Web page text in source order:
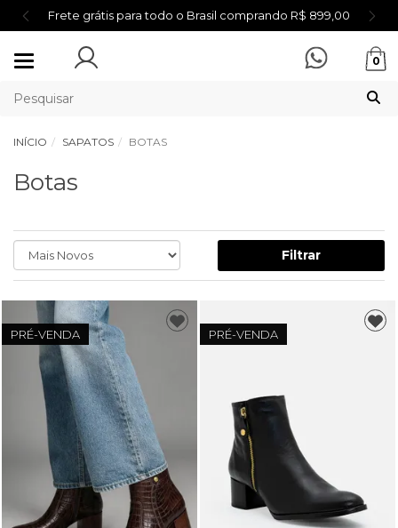
Frete grátis para todo o Brasil comprando R$ 899,00
Mudar
0
INÍCIO SAPATOS BOTAS
Botas
Filtrar
PRÉ-VENDA PRÉ-VENDA